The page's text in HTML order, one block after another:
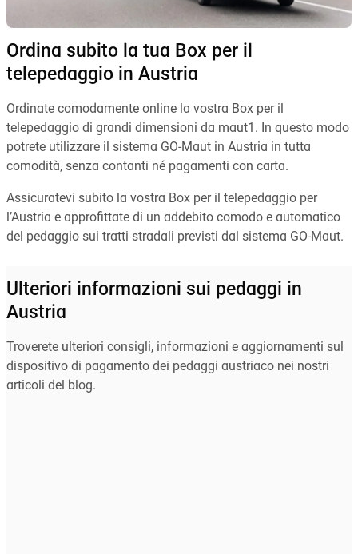
Ordina subito la tua Box per il
telepedaggio in Austria
Ordinate comodamente online la vostra Box per il
telepedaggio di grandi dimensioni da maut1. In questo modo
potrete utilizzare il sistema GO-Maut in Austria in tutta
comodità, senza contanti né pagamenti con carta.
Assicuratevi subito la vostra Box per il telepedaggio per
l’Austria e approfittate di un addebito comodo e automatico
del pedaggio sui tratti stradali previsti dal sistema GO-Maut.
Ulteriori informazioni sui pedaggi in
Austria
Troverete ulteriori consigli, informazioni e aggiornamenti sul
dispositivo di pagamento dei pedaggi austriaco nei nostri
articoli del blog.